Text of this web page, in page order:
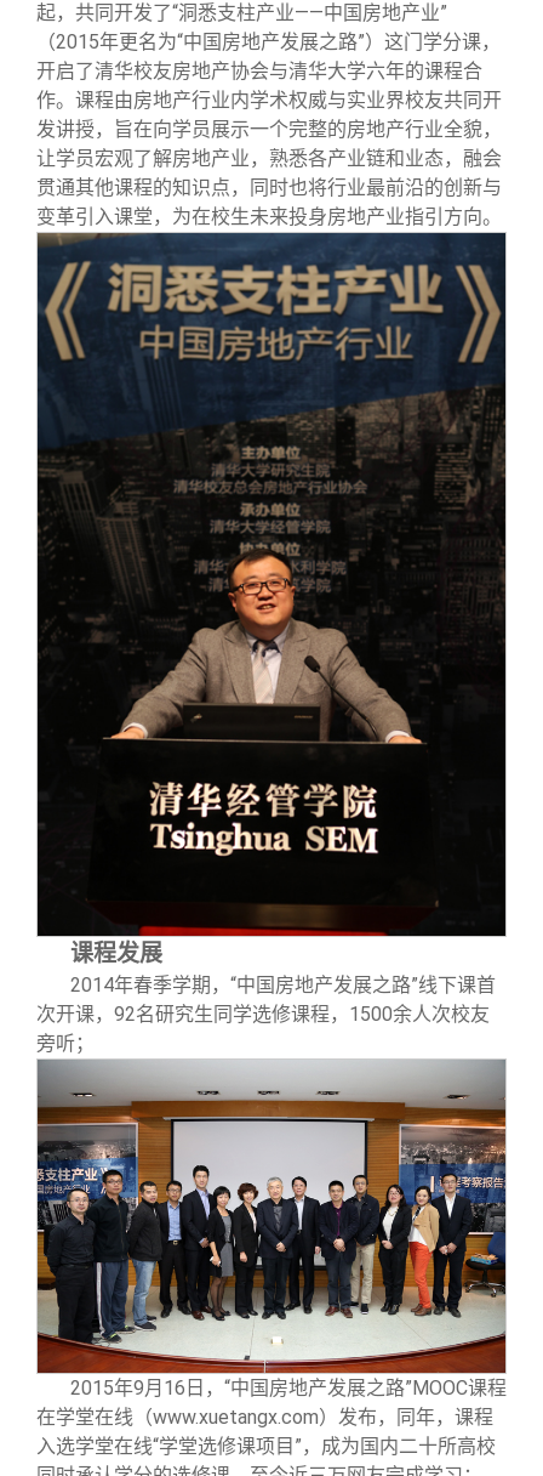
起，共同开发了“洞悉支柱产业——中国房地产业”
（2015年更名为“中国房地产发展之路”）这门学分课，
开启了清华校友房地产协会与清华大学六年的课程合
作。课程由房地产行业内学术权威与实业界校友共同开
发讲授，旨在向学员展示一个完整的房地产行业全貌，
让学员宏观了解房地产业，熟悉各产业链和业态，融会
贯通其他课程的知识点，同时也将行业最前沿的创新与
变革引入课堂，为在校生未来投身房地产业指引方向。
课程发展
2014年春季学期，“中国房地产发展之路”线下课首
次开课，92名研究生同学选修课程，1500余人次校友
旁听；
2015年9月16日，“中国房地产发展之路”MOOC课程
在学堂在线（www.xuetangx.com）发布，同年，课程
入选学堂在线“学堂选修课项目”，成为国内二十所高校